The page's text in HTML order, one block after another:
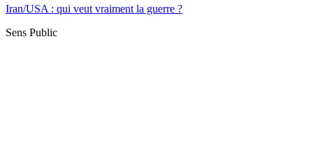
Iran/USA : qui veut vraiment la guerre ?
Sens Public